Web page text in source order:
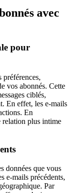
avec
pour
préférences,
vos abonnés. Cette
ciblés,
En effet, les e-mails
En
relation plus intime
données que vous
e-mails précédents,
Par